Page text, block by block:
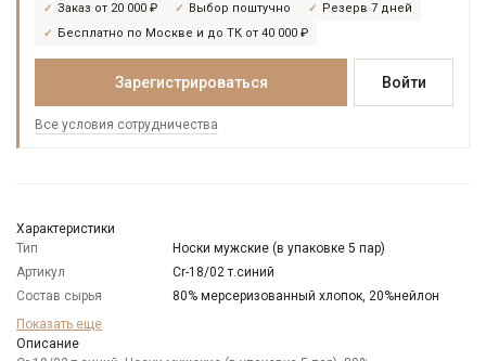
Заказ от 20 000 ₽ Выбор поштучно
Резерв 7 дней
Бесплатно по Москве и до ТК от 40 000 ₽
Зарегистрироваться Войти
Все условия сотрудничества
Характеристики
Тип
Носки мужские (в упаковке 5 пар)
Артикул
Cr-18/02 т.синий
Состав сырья
80% мерсеризованный хлопок, 20%нейлон
Бренд
Цвет
Показать еще
Описание